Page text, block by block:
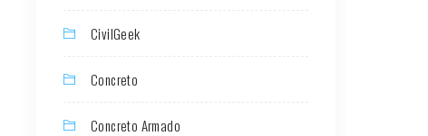
CivilGeek
Concreto
Concreto Armado